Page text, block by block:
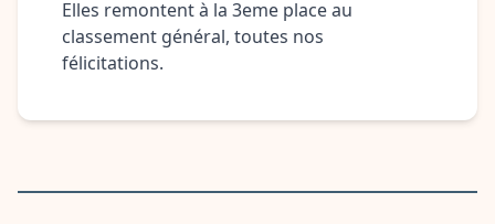
Elles remontent à la 3eme place au
classement général, toutes nos
félicitations.